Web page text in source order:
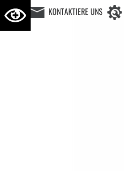
KONTAKTIERE UNS